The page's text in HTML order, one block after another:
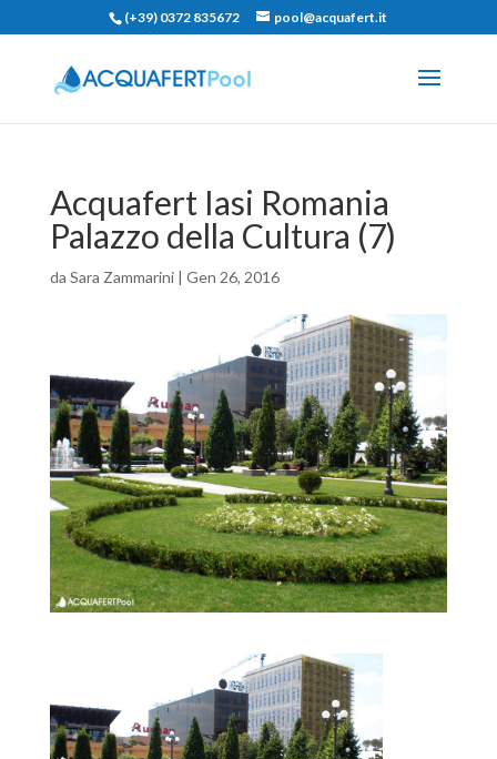
(+39) 0372 835672 pool@acquafert.it
Acquafert Iasi Romania
Palazzo della Cultura (7)
da Sara Zammarini| Gen 26, 2016